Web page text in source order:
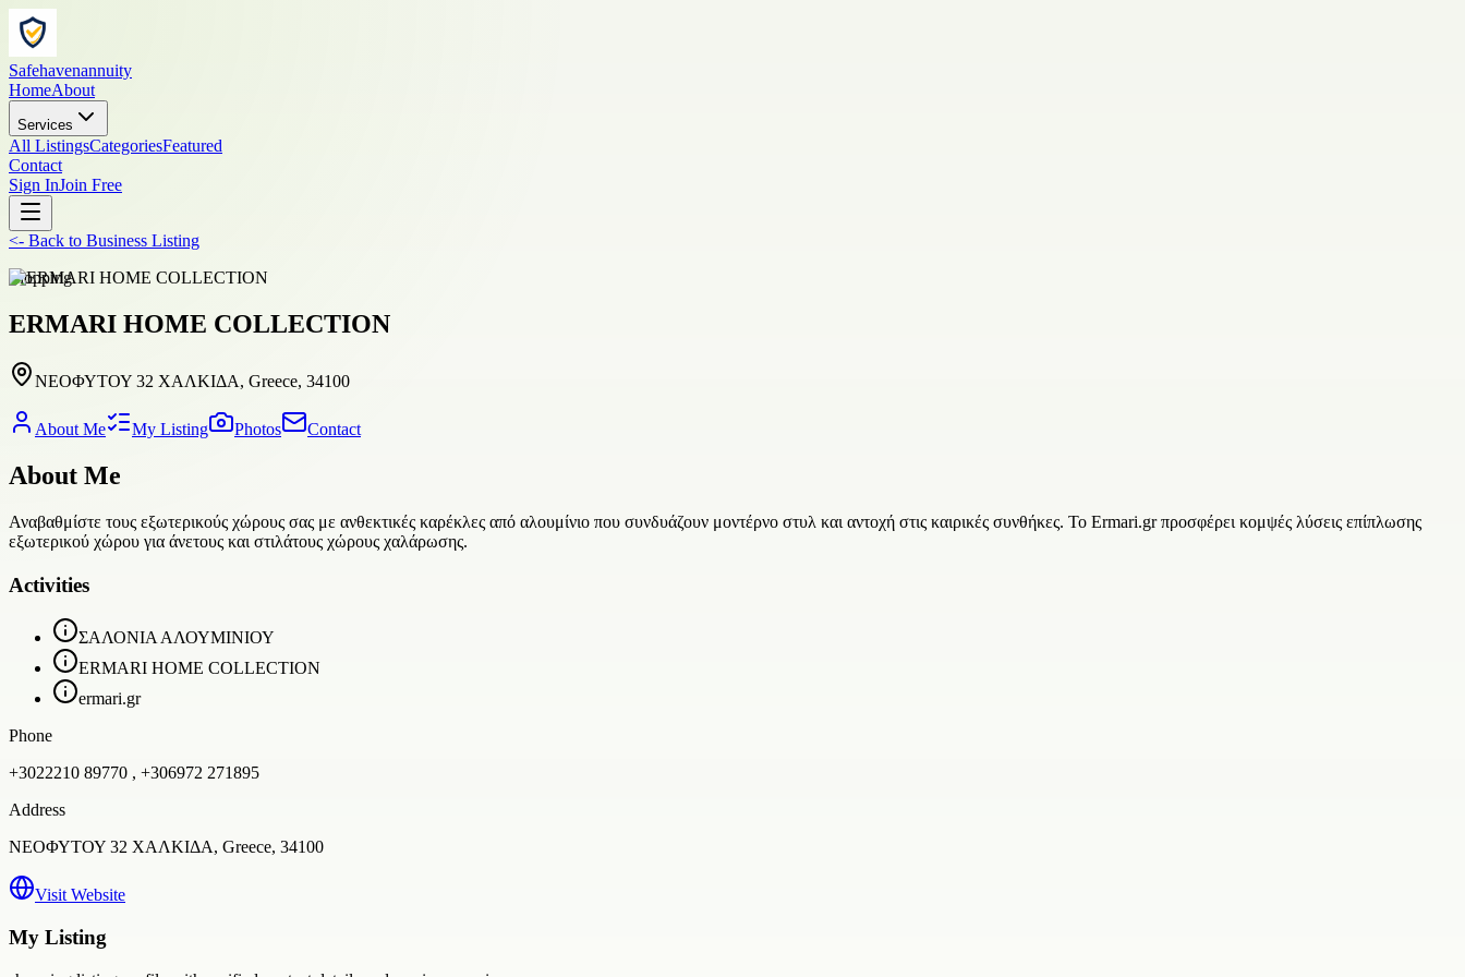
Safehavenannuity
HomeAbout
Services
All ListingsCategoriesFeatured
Contact
Sign InJoin Free
<- Back to Business Listing
shopping
ERMARI HOME COLLECTION
ΝΕΟΦΥΤΟΥ 32 ΧΑΛΚΙΔΑ, Greece, 34100
About Me My Listing Photos Contact
About Me
Αναβαθμίστε τους εξωτερικούς χώρους σας με ανθεκτικές καρέκλες από αλουμίνιο που συνδυάζουν μοντέρνο στυλ και αντοχή στις καιρικές συνθήκες. Το Ermari.gr προσφέρει κομψές λύσεις επίπλωσης
εξωτερικού χώρου για άνετους και στιλάτους χώρους χαλάρωσης.
Activities
ΣΑΛΟΝΙΑ ΑΛΟΥΜΙΝΙΟΥ
ERMARI HOME COLLECTION
ermari.gr
Phone
+3022210 89770 , +306972 271895
Address
ΝΕΟΦΥΤΟΥ 32 ΧΑΛΚΙΔΑ, Greece, 34100
Visit Website
My Listing